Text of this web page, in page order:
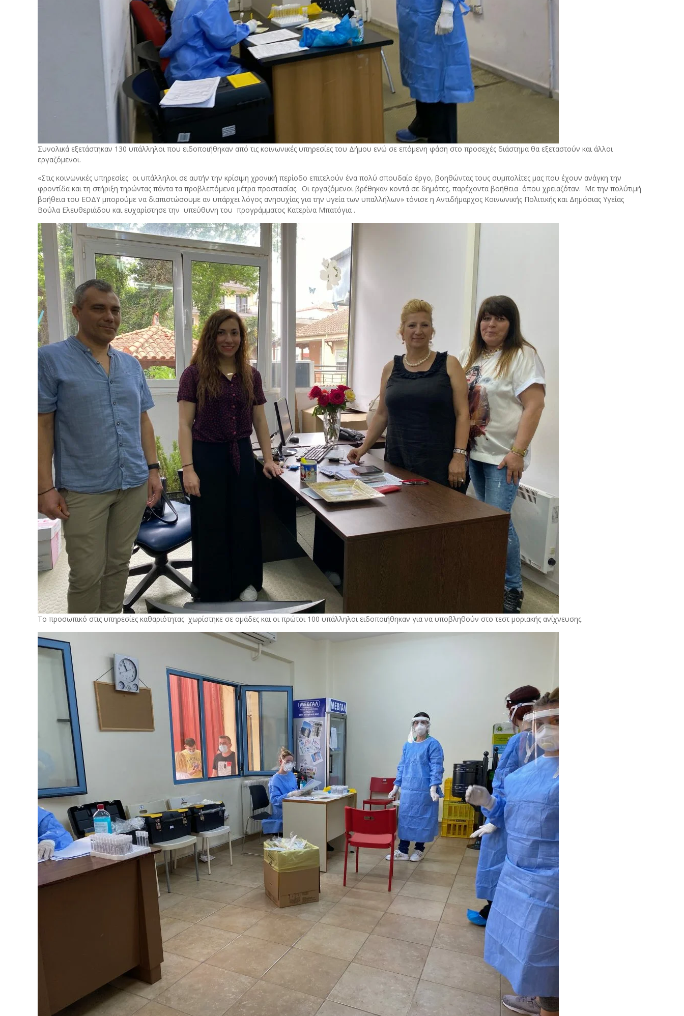
Συνολικά εξετάστηκαν 130 υπάλληλοι που ειδοποιήθηκαν από τις κοινωνικές υπηρεσίες του Δήμου ενώ σε επόμενη φάση στο προσεχές διάστημα θα εξεταστούν και άλλοι
εργαζόμενοι.
«Στις κοινωνικές υπηρεσίες οι υπάλληλοι σε αυτήν την κρίσιμη χρονική περίοδο επιτελούν ένα πολύ σπουδαίο έργο, βοηθώντας τους συμπολίτες μας που έχουν ανάγκη την
φροντίδα και τη στήριξη τηρώντας πάντα τα προβλεπόμενα μέτρα προστασίας. Οι εργαζόμενοι βρέθηκαν κοντά σε δημότες, παρέχοντα βοήθεια όπου χρειαζόταν. Με την πολύτιμή
βοήθεια του ΕΟΔΥ μπορούμε να διαπιστώσουμε αν υπάρχει λόγος ανησυχίας για την υγεία των υπαλλήλων» τόνισε η Αντιδήμαρχος Κοινωνικής Πολιτικής και Δημόσιας Υγείας
Βούλα Ελευθεριάδου και ευχαρίστησε την υπεύθυνη του προγράμματος Κατερίνα Μπατόγια .
Το προσωπικό στις υπηρεσίες καθαριότητας χωρίστηκε σε ομάδες και οι πρώτοι 100 υπάλληλοι ειδοποιήθηκαν για να υποβληθούν στο τεστ μοριακής ανίχνευσης.